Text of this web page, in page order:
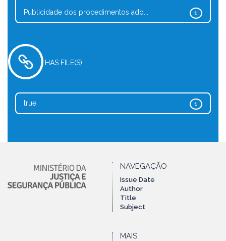
1
Publicidade dos procedimentos ado...
HAS FILE(S)
1
true
NAVEGAÇÃO
Issue Date
Author
Title
Subject
MAIS